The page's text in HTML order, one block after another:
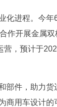
进程。今年
作开展金属
，预计于
件，助力货
商用车设计